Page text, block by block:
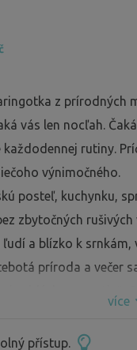
z prírodných
vás len nocľah.
každodennej rutiny.
výnimočného.
posteľ, kuchynku,
zbytočných
a blízko k srnkám,
príroda a večer
svet, Lenivka vás
více
přístup.